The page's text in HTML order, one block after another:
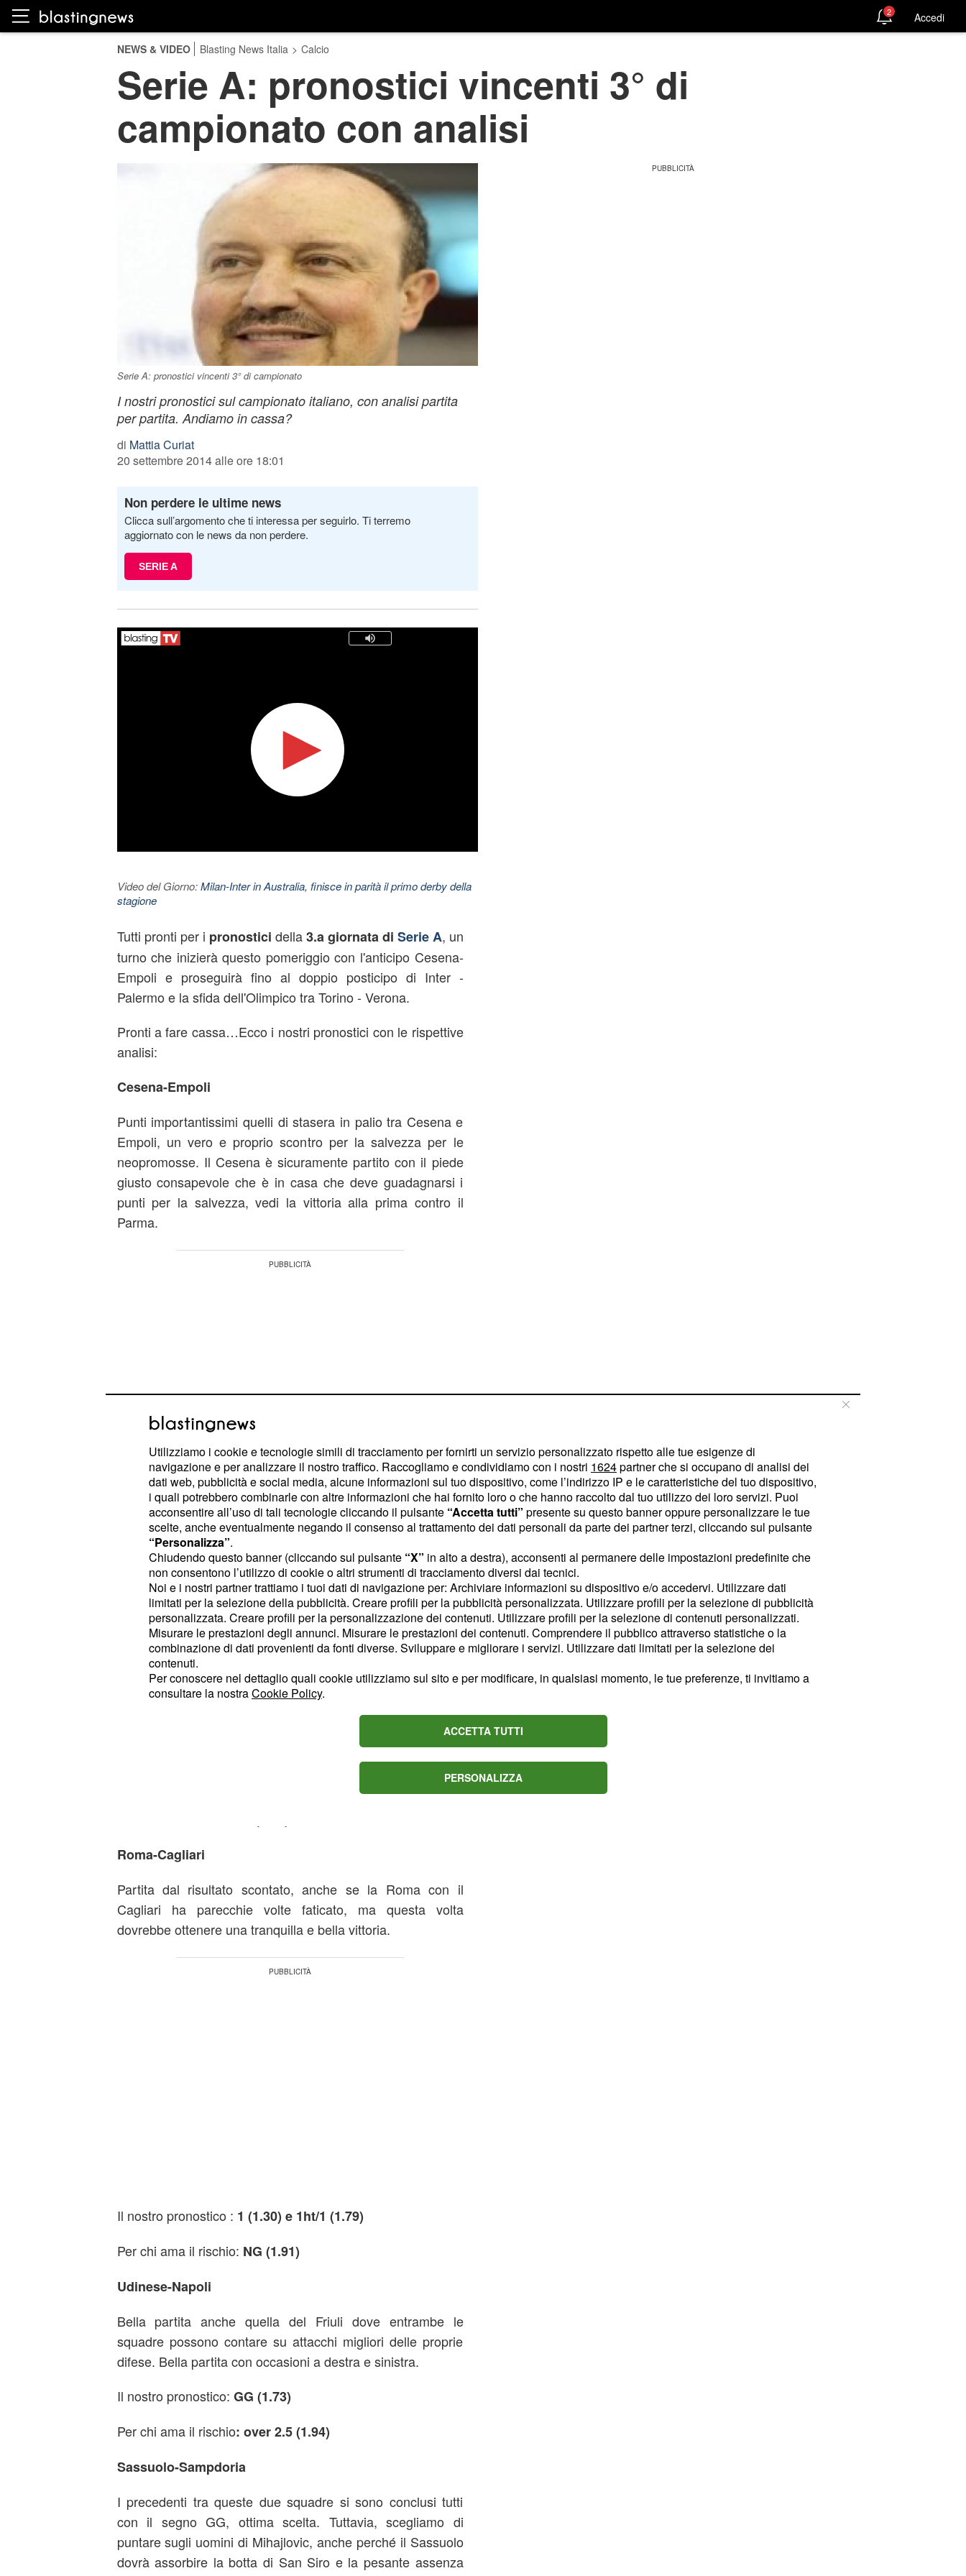
2 Accedi
NEWS & VIDEO Blasting News Italia > Calcio
Serie A: pronostici vincenti 3° di
campionato con analisi
Serie A: pronostici vincenti 3° di campionato
I nostri pronostici sul campionato italiano, con analisi partita
per partita. Andiamo in cassa?
di Mattia Curiat
20 settembre 2014 alle ore 18:01
Non perdere le ultime news
Clicca sull’argomento che ti interessa per seguirlo. Ti terremo
aggiornato con le news da non perdere.
SERIE A
Video del Giorno:Milan-Inter in Australia, finisce in parità il primo derby della
stagione
Tutti pronti per i pronostici della3.a giornata di Serie A, un
turno che inizierà questo pomeriggio con l'anticipo Cesena-
Empoli e proseguirà fino al doppio posticipo di Inter -
Palermo e la sfida dell'Olimpico tra Torino - Verona.
Pronti a fare cassa…Ecco i nostri pronostici con le rispettive
analisi:
Cesena-Empoli
Punti importantissimi quelli di stasera in palio tra Cesena e
Empoli, un vero e proprio scontro per la salvezza per le
neopromosse. Il Cesena è sicuramente partito con il piede
giusto consapevole che è in casa che deve guadagnarsi i
punti per la salvezza, vedi la vittoria alla prima contro il
Parma.
L'Empoli invece vive una situazione completamente diversa,
due sconfitte in due partite, ma non crediamo che questo
cambio di rotta avvenga questa sera.
Il nostro pronostico:1x (1.45)
Per chi ama il rischio:1 fisso (2.80)
Milan-Juventus
Big match quello di stasera, sfida per conquistare il vertice
vista anche l'ostilità tra le due parti. Per noi sarà una partita
spettacolare, con molte occasioni da una parte all' altra.
Roma-Cagliari
Partita dal risultato scontato, anche se la Roma con il
Cagliari ha parecchie volte faticato, ma questa volta
dovrebbe ottenere una tranquilla e bella vittoria.
Il nostro pronostico : 1 (1.30) e 1ht/1 (1.79)
Per chi ama il rischio: NG (1.91)
Udinese-Napoli
Bella partita anche quella del Friuli dove entrambe le
squadre possono contare su attacchi migliori delle proprie
difese. Bella partita con occasioni a destra e sinistra.
Il nostro pronostico: GG (1.73)
Per chi ama il rischio: over 2.5 (1.94)
Sassuolo-Sampdoria
I precedenti tra queste due squadre si sono conclusi tutti
con il segno GG, ottima scelta. Tuttavia, scegliamo di
puntare sugli uomini di Mihajlovic, anche perché il Sassuolo
dovrà assorbire la botta di San Siro e la pesante assenza
Utilizziamo i cookie e tecnologie simili di tracciamento per fornirti un servizio personalizzato rispetto alle tue esigenze di
navigazione e per analizzare il nostro traffico. Raccogliamo e condividiamo con i nostri 1624partner che si occupano di analisi dei
dati web, pubblicità e social media, alcune informazioni sul tuo dispositivo, come l’indirizzo IP e le caratteristiche del tuo dispositivo,
i quali potrebbero combinarle con altre informazioni che hai fornito loro o che hanno raccolto dal tuo utilizzo dei loro servizi. Puoi
acconsentire all’uso di tali tecnologie cliccando il pulsante “Accetta tutti” presente su questo banner oppure personalizzare le tue
scelte, anche eventualmente negando il consenso al trattamento dei dati personali da parte dei partner terzi, cliccando sul pulsante
“Personalizza”.
Chiudendo questo banner (cliccando sul pulsante “X” in alto a destra), acconsenti al permanere delle impostazioni predefinite che
non consentono l’utilizzo di cookie o altri strumenti di tracciamento diversi dai tecnici.
Noi e i nostri partner trattiamo i tuoi dati di navigazione per: Archiviare informazioni su dispositivo e/o accedervi. Utilizzare dati
limitati per la selezione della pubblicità. Creare profili per la pubblicità personalizzata. Utilizzare profili per la selezione di pubblicità
personalizzata. Creare profili per la personalizzazione dei contenuti. Utilizzare profili per la selezione di contenuti personalizzati.
Misurare le prestazioni degli annunci. Misurare le prestazioni dei contenuti. Comprendere il pubblico attraverso statistiche o la
combinazione di dati provenienti da fonti diverse. Sviluppare e migliorare i servizi. Utilizzare dati limitati per la selezione dei
contenuti.
Per conoscere nel dettaglio quali cookie utilizziamo sul sito e per modificare, in qualsiasi momento, le tue preferenze, ti invitiamo a
consultare la nostraCookie Policy.
ACCETTA TUTTI
PERSONALIZZA